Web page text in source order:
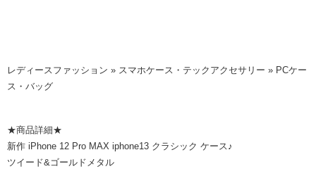
レディースファッション » スマホケース・テックアクセサリー » PCケー
ス・バッグ
★商品詳細★
新作 iPhone 12 Pro MAX iphone13 クラシック ケース♪
ツイード&ゴールドメタル